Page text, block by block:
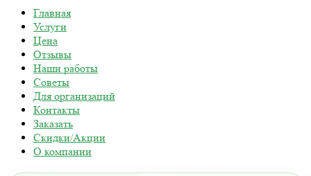
Главная
Услуги
Цена
Отзывы
Наши работы
Советы
Для организаций
Контакты
Заказать
Скидки/Акции
О компании